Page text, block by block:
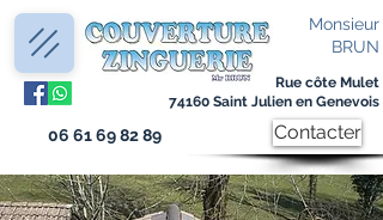
Monsieur
BRUN
Rue côte Mulet
74160 Saint Julien en Genevois
06 61 69 82 89 Contacter